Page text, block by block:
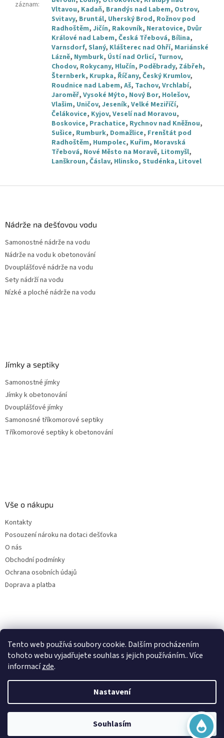
Tento web používá soubory cookie. Dalším procházením
tohoto webu vyjadřujete souhlas s jejich používáním.. Více
informacízde.
Nastavení
Souhlasím
záznam:
Vltavou, Kadaň, Brandýs nad Labem, Ostrov,
Svitavy, Bruntál, Uherský Brod, Rožnov pod
Radhoštěm, Jičín, Rakovník, Neratovice, Dvůr
Králové nad Labem, Česká Třebová, Bílina,
Varnsdorf, Slaný, Klášterec nad Ohří, Mariánské
Lázně, Nymburk, Ústí nad Orlicí, Turnov,
Chodov, Rokycany, Hlučín, Poděbrady, Zábřeh,
Šternberk, Krupka, Říčany, Český Krumlov,
Roudnice nad Labem, Aš, Tachov, Vrchlabí,
Jaroměř, Vysoké Mýto, Nový Bor, Holešov,
Vlašim, Uničov, Jeseník, Velké Meziříčí,
Čelákovice, Kyjov, Veselí nad Moravou,
Boskovice, Prachatice, Rychnov nad Kněžnou,
Sušice, Rumburk, Domažlice, Frenštát pod
Radhoštěm, Humpolec, Kuřim, Moravská
Třebová, Nové Město na Moravě, Litomyšl,
Lanškroun, Čáslav, Hlinsko, Studénka, Litovel
Nádrže na dešťovou vodu
Samonostné nádrže na vodu
Nádrže na vodu k obetonování
Dvouplášťové nádrže na vodu
Sety nádrží na vodu
Nízké a ploché nádrže na vodu
Jímky a septiky
Samonostné jímky
Jímky k obetonování
Dvouplášťové jímky
Samonosné tříkomorové septiky
Tříkomorové septiky k obetonování
Vše o nákupu
Kontakty
Posouzení nároku na dotaci dešťovka
O nás
Obchodní podmínky
Ochrana osobních údajů
Doprava a platba
Filtry dešťové vody
Vytvořil Shoptet
Česká nádrž. Všechna práva vyhrazena.
Online
Začít konverzaci